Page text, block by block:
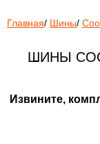
Главная/ Шины/
ШИНЫ
Извините,